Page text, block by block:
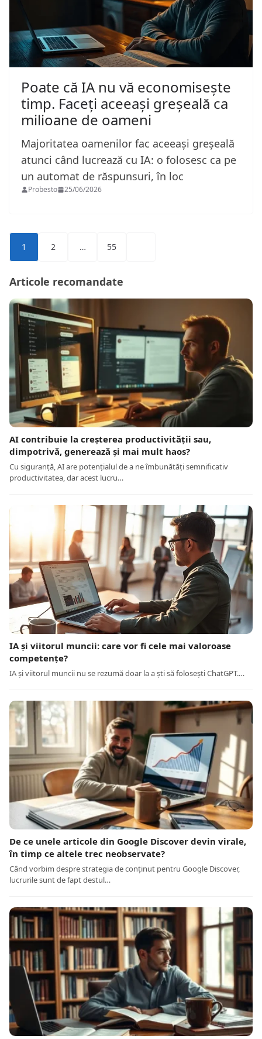
Poate că IA nu vă economisește
timp. Faceți aceeași greșeală ca
milioane de oameni
Majoritatea oamenilor fac aceeași greșeală
atunci când lucrează cu IA: o folosesc ca pe
un automat de răspunsuri, în loc
Probesto 25/06/2026
Paginație
articole
1 2 … 55
Articole recomandate
AI contribuie la creșterea productivității sau,
dimpotrivă, generează și mai mult haos?
Cu siguranță, AI are potențialul de a ne îmbunătăți semnificativ
productivitatea, dar acest lucru…
IA și viitorul muncii: care vor fi cele mai valoroase
competențe?
IA și viitorul muncii nu se rezumă doar la a ști să folosești ChatGPT.…
De ce unele articole din Google Discover devin virale,
în timp ce altele trec neobservate?
Când vorbim despre strategia de conținut pentru Google Discover,
lucrurile sunt de fapt destul…